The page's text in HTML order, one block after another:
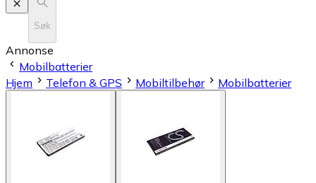
Søk
Annonse
Mobilbatterier
Hjem
Telefon & GPS Mobiltilbehør Mobilbatterier